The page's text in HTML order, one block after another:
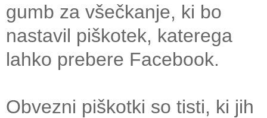
gumb za všečkanje, ki bo
nastavil piškotek, katerega
lahko prebere Facebook.
Obvezni piškotki so tisti, ki jih